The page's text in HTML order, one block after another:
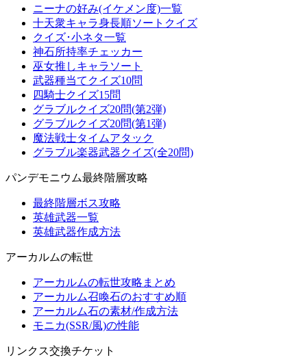
ニーナの好み(イケメン度)一覧
十天衆キャラ身長順ソートクイズ
クイズ･小ネタ一覧
神石所持率チェッカー
巫女推しキャラソート
武器種当てクイズ10問
四騎士クイズ15問
グラブルクイズ20問(第2弾)
グラブルクイズ20問(第1弾)
魔法戦士タイムアタック
グラブル楽器武器クイズ(全20問)
パンデモニウム最終階層攻略
最終階層ボス攻略
英雄武器一覧
英雄武器作成方法
アーカルムの転世
アーカルムの転世攻略まとめ
アーカルム召喚石のおすすめ順
アーカルム石の素材/作成方法
モニカ(SSR/風)の性能
リンクス交換チケット